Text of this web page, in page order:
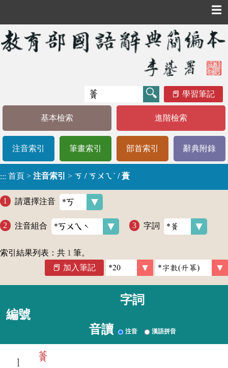
☰
學習筆記
基本檢索 進階檢索
注音索引 筆畫索引 部首索引 辭典附錄
::: 首頁 > 注音索引 > ㄎ / ㄎㄨㄟˋ / 蕢
請選擇注音
注音組合 字詞
索引結果列表：共 1 筆。
加入筆記
編號
字詞
音讀 注音 漢語拼音
1
蕢